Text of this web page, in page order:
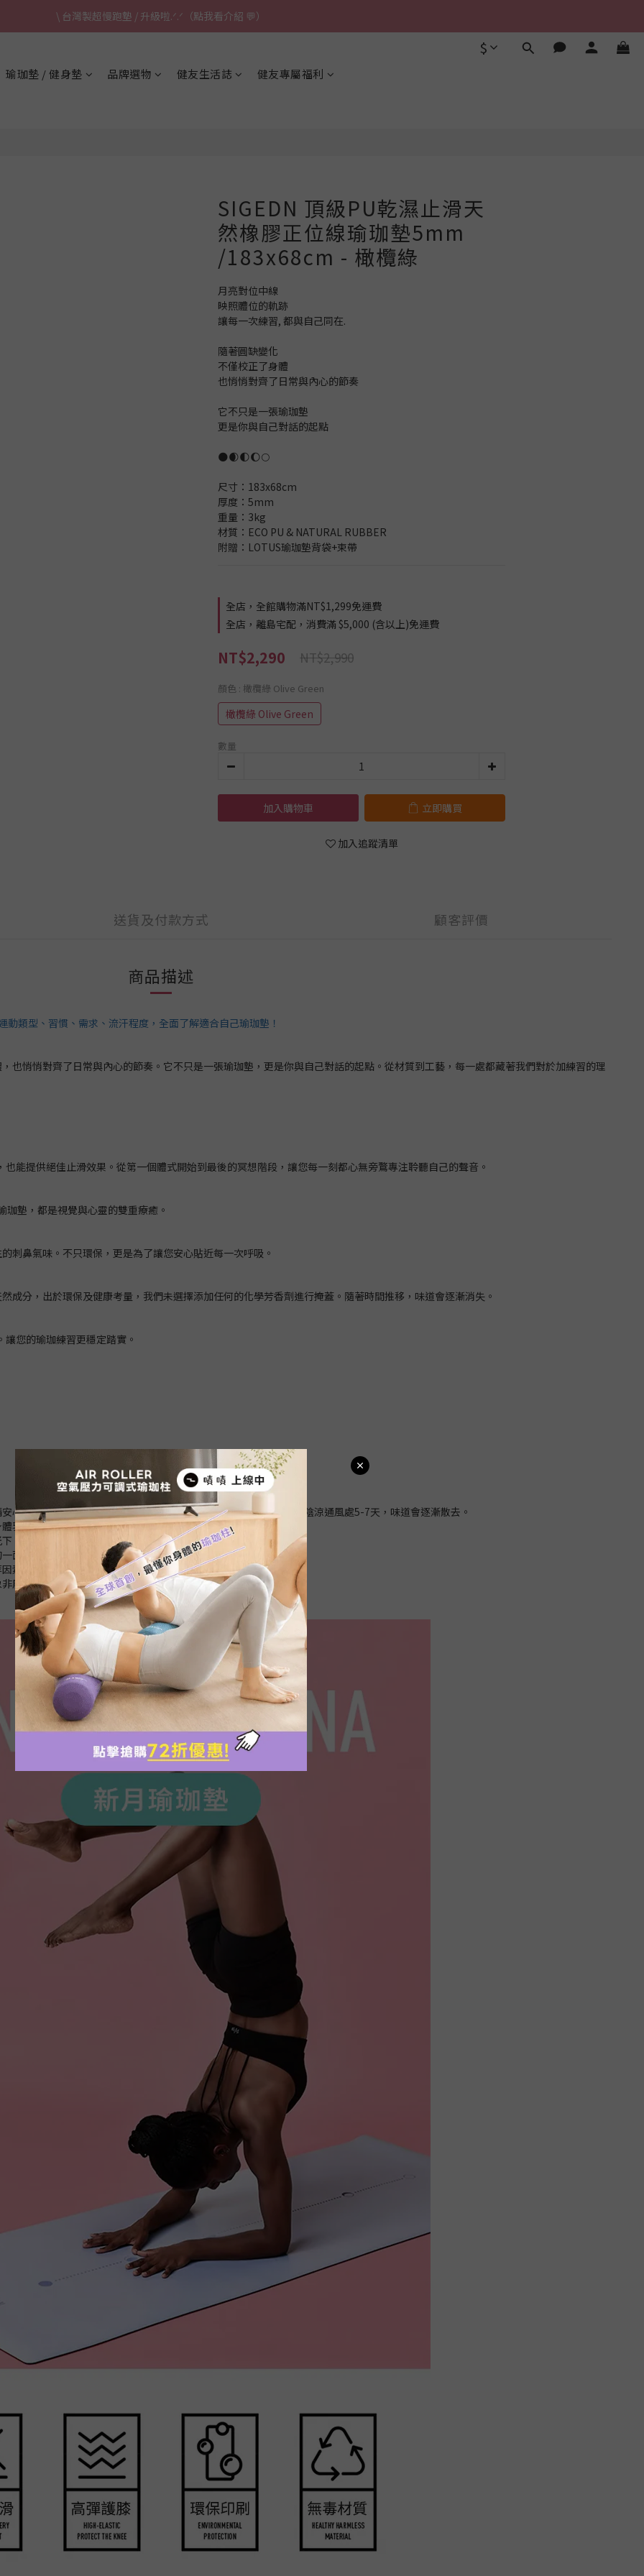
\ 台灣製超慢跑墊 / 升級啦.ᐟ.ᐟ（點我看介紹 💬）
\ 台灣製超慢跑墊 / 升級啦.ᐟ.ᐟ（點我看介紹 💬）
\ 台灣製超慢跑墊 / 升級啦.ᐟ.ᐟ（點我看介紹 💬）
$
瑜珈墊 / 健身墊 品牌選物 健友生活誌 健友專屬福利
SIGEDN 頂級PU乾濕止滑天
然橡膠正位線瑜珈墊5mm
/183x68cm - 橄欖綠
月亮對位中線
映照體位的軌跡
讓每一次練習, 都與自己同在.
隨著圓缺變化
不僅校正了身體
也悄悄對齊了日常與內心的節奏
它不只是一張瑜珈墊
更是你與自己對話的起點
🌑🌒🌓🌔🌕
尺寸：183x68cm
厚度：5mm
重量：3kg
材質：ECO PU & NATURAL RUBBER
附贈：LOTUS瑜珈墊背袋+束帶
全店，全館購物滿NT$1,299免運費
全店，離島宅配，消費滿 $5,000 (含以上)免運費
NT$2,290 NT$2,990
顏色 : 橄欖綠 Olive Green
橄欖綠 Olive Green
數量
加入購物車 立即購買
加入追蹤清單
送貨及付款方式 顧客評價
商品描述
動類型、習慣、需求、流汗程度，全面了解適合自己瑜珈墊！
也悄悄對齊了日常與內心的節奏。它不只是一張瑜珈墊，更是你與自己對話的起點。從材質到工藝，每一處都藏著我們對於加練習的理
能提供絕佳止滑效果。從第一個體式開始到最後的冥想階段，讓您每一刻都心無旁鶩專注聆聽自己的聲音。
珈墊，都是視覺與心靈的雙重療癒。
刺鼻氣味。不只環保，更是為了讓您安心貼近每一次呼吸。
成分，出於環保及健康考量，我們未選擇添加任何的化學芳香劑進行掩蓋。隨著時間推移，味道會逐漸消失。
您的瑜珈練習更穩定踏實。
使用。如對氣味比較敏感，可使用濕布輕輕擦拭表面，攤平放置陰涼通風處5-7天，味道會逐漸散去。
乳液、按摩油等。
，或存放潮濕、高溫處。
面朝外捲起收納，避免出現皺褶。
素產生色差，以實際商品顏色為主。
屬瑕疵。
立即購買